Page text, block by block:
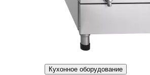
Кухонное оборудование